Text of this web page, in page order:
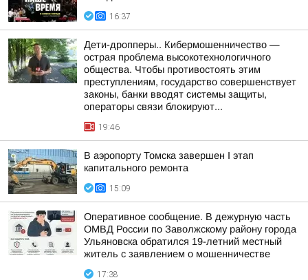
16:37
Дети-дропперы.. Кибермошенничество —
острая проблема высокотехнологичного
общества. Чтобы противостоять этим
преступлениям, государство совершенствует
законы, банки вводят системы защиты,
операторы связи блокируют...
19:46
В аэропорту Томска завершен I этап
капитального ремонта
15:09
Оперативное сообщение. В дежурную часть
ОМВД России по Заволжскому району города
Ульяновска обратился 19-летний местный
житель с заявлением о мошенничестве
17:38